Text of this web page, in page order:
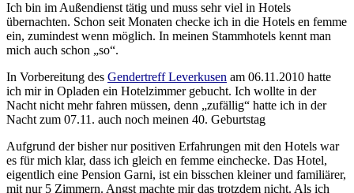
Ich bin im Außendienst tätig und muss sehr viel in Hotels
übernachten. Schon seit Monaten checke ich in die Hotels en femme
ein, zumindest wenn möglich. In meinen Stammhotels kennt man
mich auch schon „so“.
In Vorbereitung des Gendertreff Leverkusen am 06.11.2010 hatte
ich mir in Opladen ein Hotelzimmer gebucht. Ich wollte in der
Nacht nicht mehr fahren müssen, denn „zufällig“ hatte ich in der
Nacht zum 07.11. auch noch meinen 40. Geburtstag
Aufgrund der bisher nur positiven Erfahrungen mit den Hotels war
es für mich klar, dass ich gleich en femme einchecke. Das Hotel,
eigentlich eine Pension Garni, ist ein bisschen kleiner und familiärer,
mit nur 5 Zimmern. Angst machte mir das trotzdem nicht. Als ich